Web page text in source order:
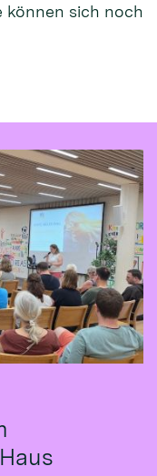
können sich noch